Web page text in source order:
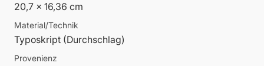
20,7 x 16,36 cm
Material/Technik
Typoskript (Durchschlag)
Provenienz